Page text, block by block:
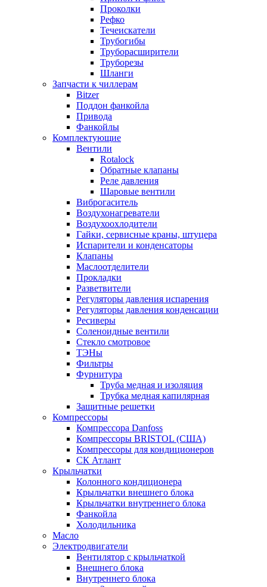
Проколки
Рефко
Течеискатели
Трубогибы
Труборасширители
Труборезы
Шланги
Запчасти к чиллерам
Bitzer
Поддон фанкойла
Привода
Фанкойлы
Комплектующие
Вентили
Rotalock
Обратные клапаны
Реле давления
Шаровые вентили
Виброгаситель
Воздухонагреватели
Воздухоохлодители
Гайки, сервисные краны, штуцера
Испарители и конденсаторы
Клапаны
Маслоотделители
Прокладки
Разветвители
Регуляторы давления испарения
Регуляторы давления конденсации
Ресиверы
Соленоидные вентили
Стекло смотровое
ТЭНы
Фильтры
Фурнитура
Труба медная и изоляция
Трубка медная капилярная
Защитные решетки
Компрессоры
Компрессора Danfoss
Компрессоры BRISTOL (США)
Компрессоры для кондиционеров
СК Атлант
Крыльчатки
Колонного кондиционера
Крыльчатки внешнего блока
Крыльчатки внутреннего блока
Фанкойла
Холодильника
Масло
Электродвигатели
Вентилятор с крыльчаткой
Внешнего блока
Внутреннего блока